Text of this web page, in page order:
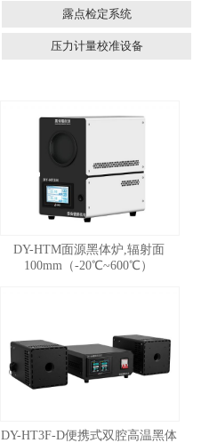
露点检定系统
压力计量校准设备
DY-HTM面源黑体炉,辐射面
100mm（-20℃~600℃）
DY-HT3F-D便携式双腔高温黑体